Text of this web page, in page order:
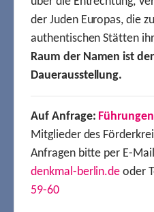
der Juden Europas, die
authentischen Stätten
Raum der Namen ist
Dauerausstellung.
Auf Anfrage: Führungen
Mitglieder des
Anfragen bitte per E-
denkmal-berlin.de oder
59-60